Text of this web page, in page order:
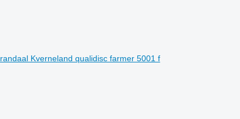
randaal Kverneland qualidisc farmer 5001 f